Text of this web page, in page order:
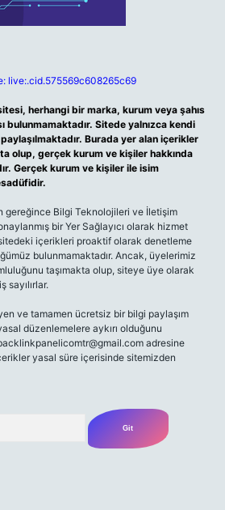
live:.cid.575569c608265c69
herhangi bir marka, kurum veya şahıs
bulunmamaktadır. Sitede yalnızca kendi
paylaşılmaktadır. Burada yer alan içerikler
olup, gerçek kurum ve kişiler hakkında
Gerçek kurum ve kişiler ile isim
gereğince Bilgi Teknolojileri ve İletişim
bir Yer Sağlayıcı olarak hizmet
içerikleri proaktif olarak denetleme
bulunmamaktadır. Ancak, üyelerimiz
taşımakta olup, siteye üye olarak
sayılırlar.
ve tamamen ücretsiz bir bilgi paylaşım
düzenlemelere aykırı olduğunu
adresine
yasal süre içerisinde sitemizden